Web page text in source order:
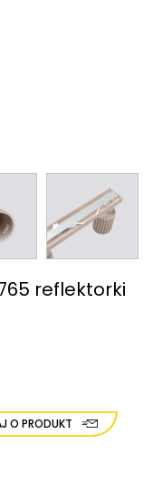
reflektorki
O PRODUKT